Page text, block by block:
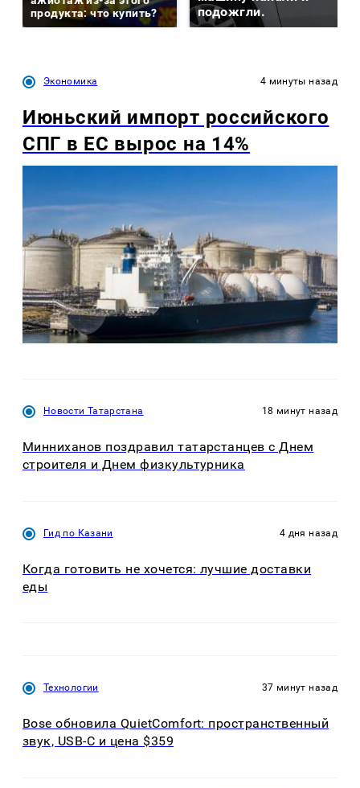
продукта: что купить?
подожгли.
Экономика 4 минуты назад
Июньский импорт российского
СПГ в ЕС вырос на 14%
Новости Татарстана 18 минут назад
Минниханов поздравил татарстанцев с Днем
строителя и Днем физкультурника
Гид по Казани 4 дня назад
Когда готовить не хочется: лучшие доставки
еды
Технологии 37 минут назад
Bose обновила QuietComfort: пространственный
звук, USB-C и цена $359